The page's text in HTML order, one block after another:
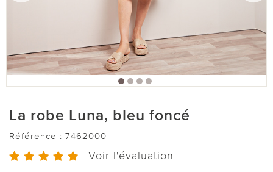
La robe Luna, bleu foncé
Référence : 7462000
Voir l'évaluation